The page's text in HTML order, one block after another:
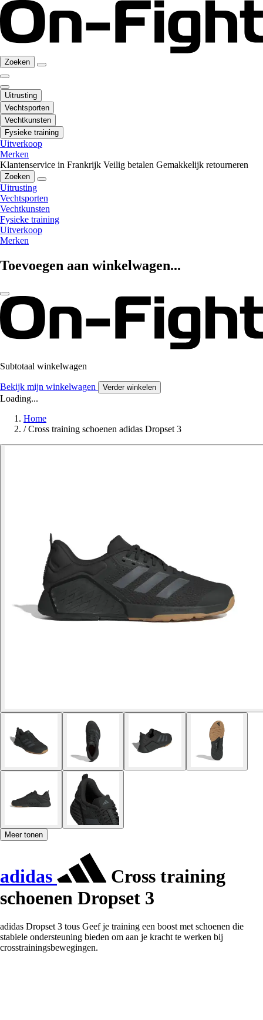
Zoeken
Uitrusting
Vechtsporten
Vechtkunsten
Fysieke training
Uitverkoop
Merken
Klantenservice in Frankrijk Veilig betalen Gemakkelijk retourneren
Zoeken
Uitrusting
Vechtsporten
Vechtkunsten
Fysieke training
Uitverkoop
Merken
Toevoegen aan winkelwagen...
Subtotaal winkelwagen
Bekijk mijn winkelwagen Verder winkelen
Loading...
Home
/ Cross training schoenen adidas Dropset 3
Meer tonen
adidas
Cross training
schoenen Dropset 3
adidas Dropset 3 tous Geef je training een boost met schoenen die
stabiele ondersteuning bieden om aan je kracht te werken bij
crosstrainingsbewegingen.